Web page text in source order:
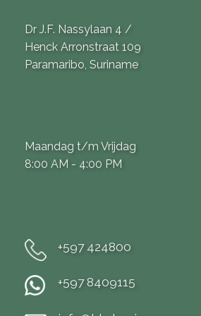
Dr J.F. Nassylaan 4 /
Henck Arronstraat 109
Paramaribo, Suriname
Maandag t/m Vrijdag
8:00 AM - 4:00 PM
+597 424800
+597 8409115